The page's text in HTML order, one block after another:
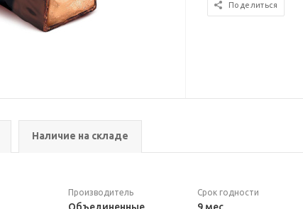
Поделиться
Наличие на складе
Производитель Срок годности